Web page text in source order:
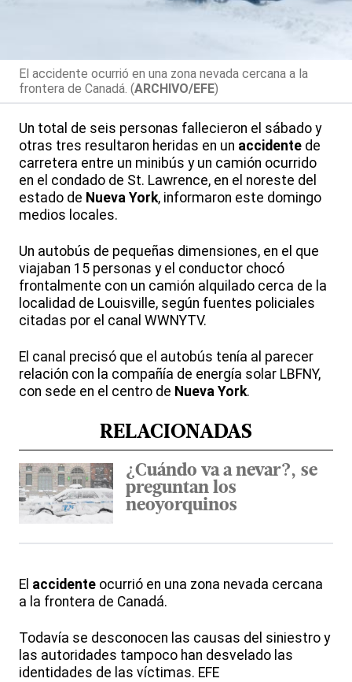
El accidente ocurrió en una zona nevada cercana a la
frontera de Canadá. (ARCHIVO/EFE)
Un total de seis personas fallecieron el sábado y
otras tres resultaron heridas en un accidente de
carretera entre un minibús y un camión ocurrido
en el condado de St. Lawrence, en el noreste del
estado de Nueva York, informaron este domingo
medios locales.
Un autobús de pequeñas dimensiones, en el que
viajaban 15 personas y el conductor chocó
frontalmente con un camión alquilado cerca de la
localidad de Louisville, según fuentes policiales
citadas por el canal WWNYTV.
El canal precisó que el autobús tenía al parecer
relación con la compañía de energía solar LBFNY,
con sede en el centro de Nueva York.
RELACIONADAS
¿Cuándo va a nevar?, se
preguntan los
neoyorquinos
El accidente ocurrió en una zona nevada cercana
a la frontera de Canadá.
Todavía se desconocen las causas del siniestro y
las autoridades tampoco han desvelado las
identidades de las víctimas. EFE